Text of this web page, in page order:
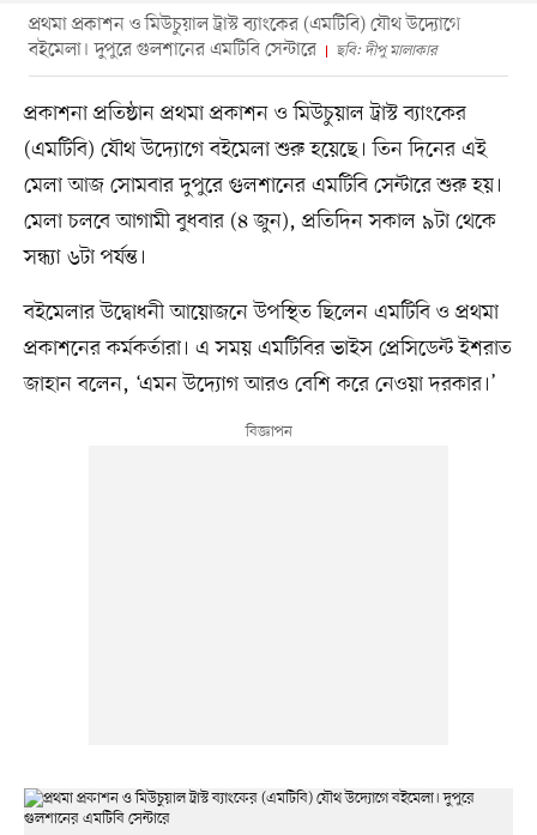
প্রথমা প্রকাশন ও মিউচুয়াল ট্রাস্ট ব্যাংকের (এমটিবি) যৌথ উদ্যোগে
বইমেলা। দুপুরে গুলশানের এমটিবি সেন্টারে
ছবি: দীপু মালাকার
প্রকাশনা প্রতিষ্ঠান প্রথমা প্রকাশন ও মিউচুয়াল ট্রাস্ট ব্যাংকের
(এমটিবি) যৌথ উদ্যোগে বইমেলা শুরু হয়েছে। তিন দিনের এই
মেলা আজ সোমবার দুপুরে গুলশানের এমটিবি সেন্টারে শুরু হয়।
মেলা চলবে আগামী বুধবার (৪ জুন), প্রতিদিন সকাল ৯টা থেকে
সন্ধ্যা ৬টা পর্যন্ত।
বইমেলার উদ্বোধনী আয়োজনে উপস্থিত ছিলেন এমটিবি ও প্রথমা
প্রকাশনের কর্মকর্তারা। এ সময় এমটিবির ভাইস প্রেসিডেন্ট ইশরাত
জাহান বলেন, ‘এমন উদ্যোগ আরও বেশি করে নেওয়া দরকার।’